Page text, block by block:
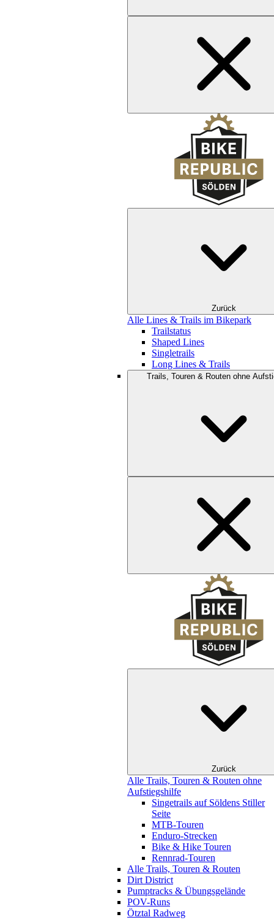
Zurück
Alle Lines & Trails im Bikepark
Trailstatus
Shaped Lines
Singletrails
Long Lines & Trails
Trails, Touren & Routen ohne
Zurück
Alle Trails, Touren & Routen ohne
Aufstiegshilfe
Singetrails auf Söldens Stiller
Seite
MTB-Touren
Enduro-Strecken
Bike & Hike Touren
Rennrad-Touren
Alle Trails, Touren & Routen
Dirt District
Pumptracks & Übungsgelände
POV-Runs
Ötztal Radweg